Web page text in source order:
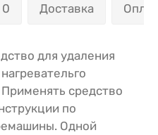
Доставка
для удаления
средство
по
Одной